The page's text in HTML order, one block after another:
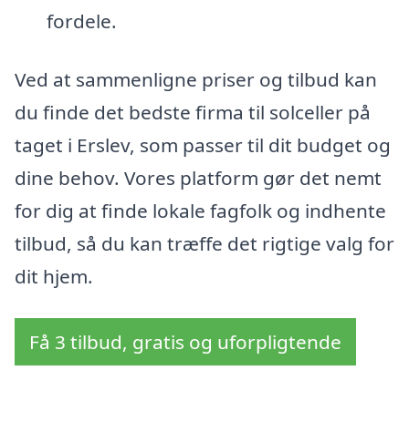
fordele.
Ved at sammenligne priser og tilbud kan
du finde det bedste firma til solceller på
taget i Erslev, som passer til dit budget og
dine behov. Vores platform gør det nemt
for dig at finde lokale fagfolk og indhente
tilbud, så du kan træffe det rigtige valg for
dit hjem.
Få 3 tilbud, gratis og uforpligtende